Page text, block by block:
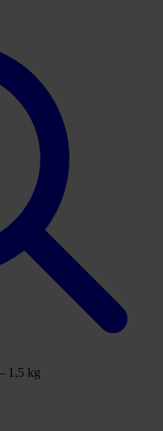
1,5 kg